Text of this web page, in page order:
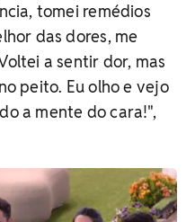
tomei remédios
das dores, me
a sentir dor, mas
peito. Eu olho e vejo
a mente do cara!",